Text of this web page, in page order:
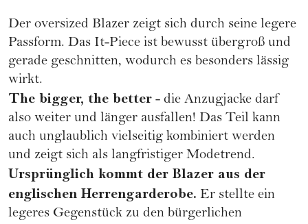
Der oversized Blazer zeigt sich durch seine legere
Passform. Das It-Piece ist bewusst übergroß und
gerade geschnitten, wodurch es besonders lässig
wirkt.
The bigger, the better - die Anzugjacke darf
also weiter und länger ausfallen! Das Teil kann
auch unglaublich vielseitig kombiniert werden
und zeigt sich als langfristiger Modetrend.
Ursprünglich kommt der Blazer aus der
englischen Herrengarderobe. Er stellte ein
legeres Gegenstück zu den bürgerlichen